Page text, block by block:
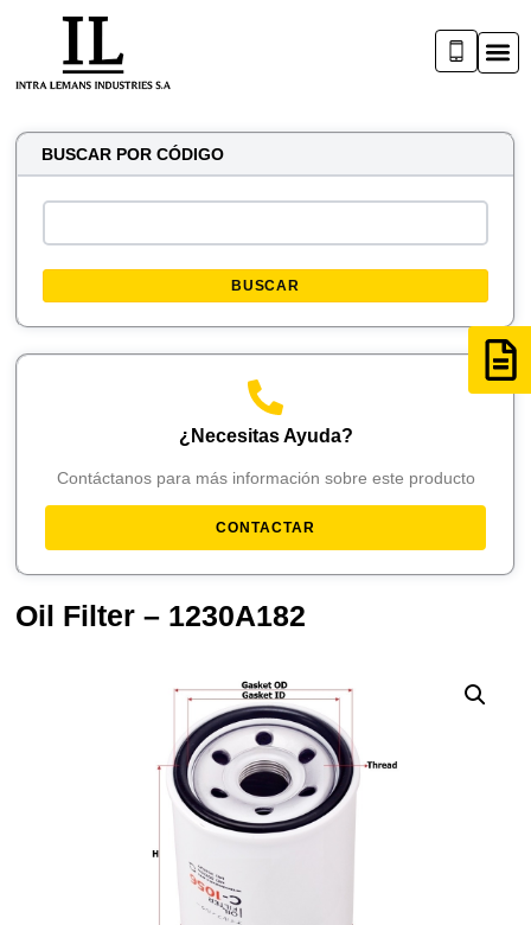
BUSCAR POR CÓDIGO
BUSCAR
¿Necesitas Ayuda?
Contáctanos para más información sobre este producto
CONTACTAR
Oil Filter – 1230A182